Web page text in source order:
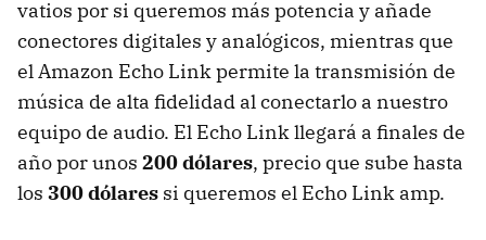
vatios por si queremos más potencia y añade
conectores digitales y analógicos, mientras que
el Amazon Echo Link permite la transmisión de
música de alta fidelidad al conectarlo a nuestro
equipo de audio. El Echo Link llegará a finales de
año por unos 200 dólares, precio que sube hasta
los 300 dólares si queremos el Echo Link amp.